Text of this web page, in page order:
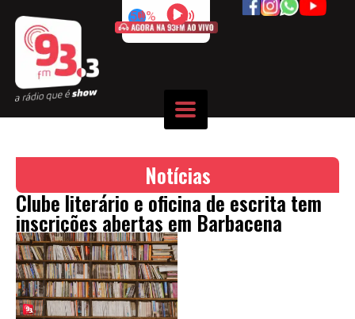
50%
Notícias
Clube literário e oficina de escrita tem
inscrições abertas em Barbacena